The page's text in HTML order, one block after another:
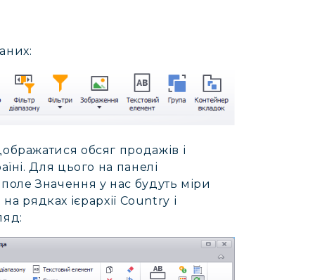
обсяг продажів і
Для цього на панелі
Значення у нас будуть міри
рядках ієрархії Country і